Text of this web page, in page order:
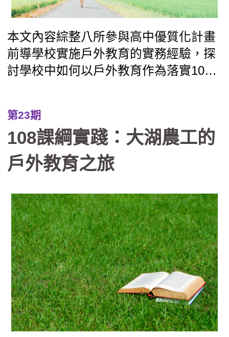
本文內容綜整八所參與高中優質化計畫
前導學校實施戶外教育的實務經驗，探
討學校中如何以戶外教育作為落實108
備學習與評量的「課程教學」型態。研
究歸納出三種課程模組，分別是帶狀
式、融入式及活動式，供學校依現況運
用參考，其中也指出戶外教育若要順利
整合及家長支持等四大推動關鍵協助。
在實施過程尚須面對課程複雜須安排、
經費繁瑣須核銷、安全管理具風險等實
務操作的挑戰，因此如欲實施戶外教育
學校，可視學校現況採循序漸進的發展
路徑，由單次活動漸漸邁向校本特色課
程，逐步建構出完善的支持系統，邁向
具深度內涵的課程型態，培養學生具備
第23期
108課綱實踐：大湖農工的
戶外教育之旅